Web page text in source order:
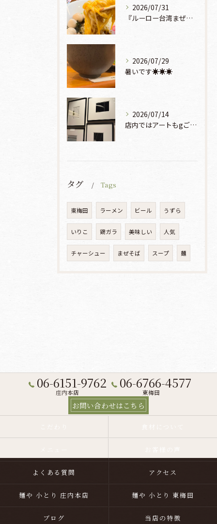
2026/07/31
『ルーロー台湾まぜそば』930円🍜🫧
2026/07/29
暑いです☀️☀️☀️
2026/07/14
店内ではアートもgご鑑賞いただけます♡♡♡
タグ Tags
東梅田 ラーメン ビール うずら
いりこ 鶏ガラ 美味しい 人気
チャーシュー まぜそば スープ 麺
06-6151-9762
庄内本店
06-6766-4577
東梅田
お問い合わせはこちら
よくある質問 アクセス
麺や 小とり 庄内本店 麺や 小とり 東梅田
ブログ 当店の特徴